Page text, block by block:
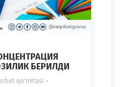
БЕРИЛДИ
qo'mitasi